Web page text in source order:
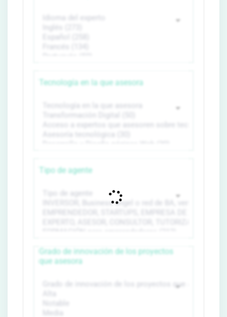
Tecnología en la que asesora
Tipo de agente
Grado de innovación de los proyectos
que asesora